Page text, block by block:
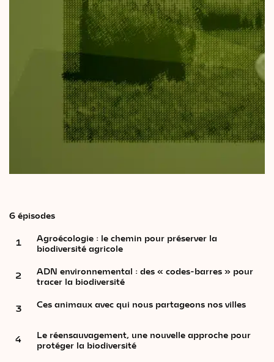
magazine 3,14
& Podcast
6 épisodes
1
Agroécologie : le chemin pour préserver la
biodiversité agricole
2
ADN environnemental : des « codes-barres » pour
tracer la biodiversité
3 Ces animaux avec qui nous partageons nos villes
4
Le réensauvagement, une nouvelle approche pour
protéger la biodiversité